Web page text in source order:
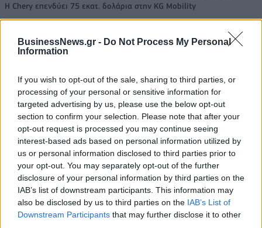
BusinessNews.gr - Do Not Process My Personal
Information
If you wish to opt-out of the sale, sharing to third parties, or
processing of your personal or sensitive information for
targeted advertising by us, please use the below opt-out
section to confirm your selection. Please note that after your
opt-out request is processed you may continue seeing
interest-based ads based on personal information utilized by
us or personal information disclosed to third parties prior to
your opt-out. You may separately opt-out of the further
disclosure of your personal information by third parties on the
IAB’s list of downstream participants. This information may
also be disclosed by us to third parties on the IAB’s List of
Downstream Participants that may further disclose it to other
Η Chery επενδύει 75 εκατ. δολάρια στην KG Mobility
Το FIAT 500 Hybrid τώρα από
2028
18η συνεχόμενη χρονιά για τον ΟΤΕ στη διεθνή σειρά δεικτών
FTSE4Good
Alpha Bank: Για πρώτη φορά το Αρχαίο Θέατρο Επιδαύρου άνοιξε τις
πύλες του σε όλους